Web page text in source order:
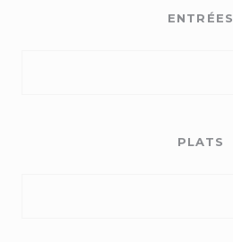
ENTRÉES
PLATS